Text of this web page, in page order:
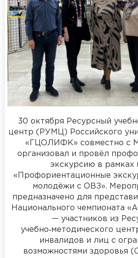
30 октября Ресурсный
центр (РУМЦ) Российского
«ГЦОЛИФК» совместно с
организовал и провёл
экскурсию в рамках
«Профориентационные
молодёжи с ОВЗ».
предназначено для
Национального чемпионата
— участников из
учебно‑методического
инвалидов и лиц с
возможностями здоровья